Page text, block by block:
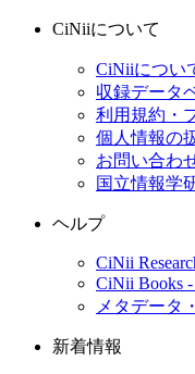
CiNiiについて
CiNiiについ
収録データ
利用規約・
個人情報の
お問い合わ
国立情報学
ヘルプ
CiNii
CiNii Books
メタデータ
新着情報